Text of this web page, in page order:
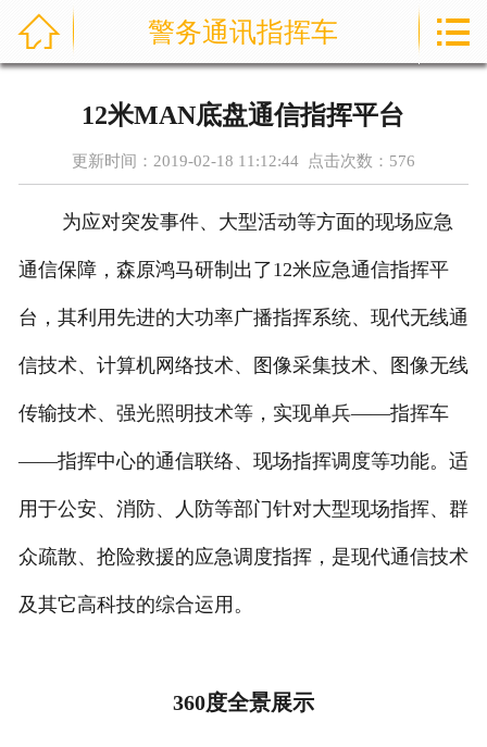

资讯中心
售后服务
关于我们
联系我们
 警务通讯指挥车 
12米MAN底盘通信指挥平台
更新时间：2019-02-18 11:12:44 点击次数： 576
为应对突发事件、大型活动等方面的现场应急
通信保障，森原鸿马研制出了12米应急通信指挥平
台，其利用先进的大功率广播指挥系统、现代无线通
信技术、计算机网络技术、图像采集技术、图像无线
传输技术、强光照明技术等，实现单兵——指挥车
——指挥中心的通信联络、现场指挥调度等功能。适
用于公安、消防、人防等部门针对大型现场指挥、群
众疏散、抢险救援的应急调度指挥，是现代通信技术
及其它高科技的综合运用。
360度全景展示